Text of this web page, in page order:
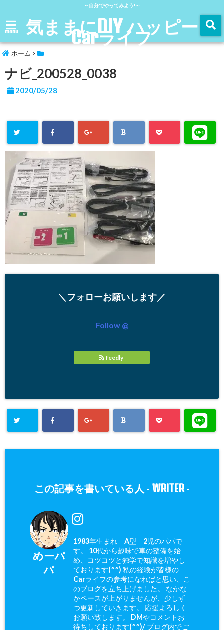
～自分でやってみよう!～
menu 気ままにDIY ハッピー
Carライフ
ホーム >
ナビ_200528_0038
2020/05/28
＼フォローお願いします／
Follow @
feedly
この記事を書いている人 - WRITER-
めーパ
パ
1983年生まれ A型 2児のパパで
す。 10代から趣味で車の整備を始
め、コツコツと独学で知識を増やし
ております(^^) 私の経験が皆様の
Carライフの参考になればと思い、こ
のブログを立ち上げました。 なかな
かペースが上がりませんが、少しず
つ更新していきます。 応援よろしく
お願い致します。 DMやコメントお
待ちしております(^^)/ ブログ内でご